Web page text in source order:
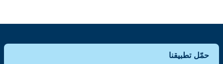
حمّل تطبيقنا